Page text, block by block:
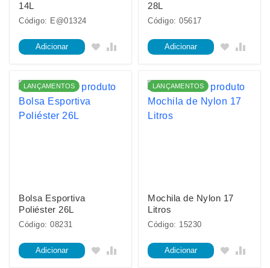
14L
Código: E@01324
Adicionar
28L
Código: 05617
Adicionar
LANÇAMENTOS
Bolsa Esportiva
Poliéster 26L
Código: 08231
Adicionar
LANÇAMENTOS
Mochila de Nylon 17
Litros
Código: 15230
Adicionar